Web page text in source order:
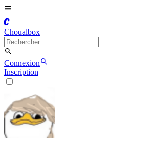
C
Choualbox
Connexion
Inscription